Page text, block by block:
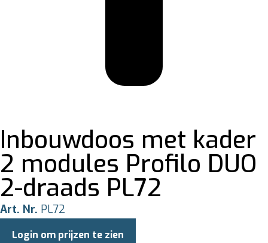
Inbouwdoos met kader
2 modules Profilo DUO
2-draads PL72
Art. Nr. PL72
Login om prijzen te zien